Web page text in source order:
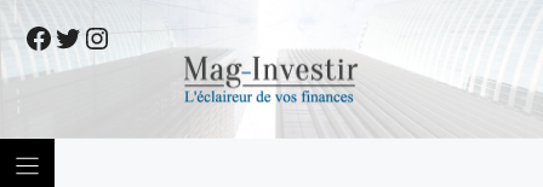
to
content
Facebook
Twitter
Instagram